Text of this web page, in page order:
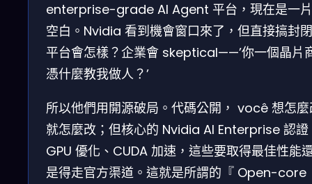
enterprise-grade AI Agent 平台，現在是一片
空白。Nvidia 看到機會窗口來了，但直接搞封閉
平台會怎樣？企業會 skeptical——’你一個晶片
憑什麼教我做人？’
所以他們用開源破局。代碼公開， você 想怎
就怎麼改；但核心的 Nvidia AI Enterprise 認證
GPU 優化、CUDA 加速，這些要取得最佳性能
是得走官方渠道。這就是所謂的『 Open-core